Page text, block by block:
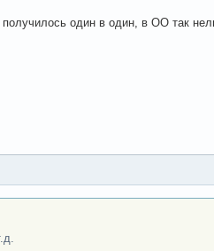
один в один, в ОО так